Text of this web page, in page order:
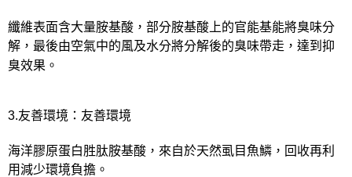
纖維表面含大量胺基酸，部分胺基酸上的官能基能將臭味分
解，最後由空氣中的風及水分將分解後的臭味帶走，達到抑
臭效果。
3.友善環境：友善環境
海洋膠原蛋白胜肽胺基酸，來自於天然虱目魚鱗，回收再利
用減少環境負擔。